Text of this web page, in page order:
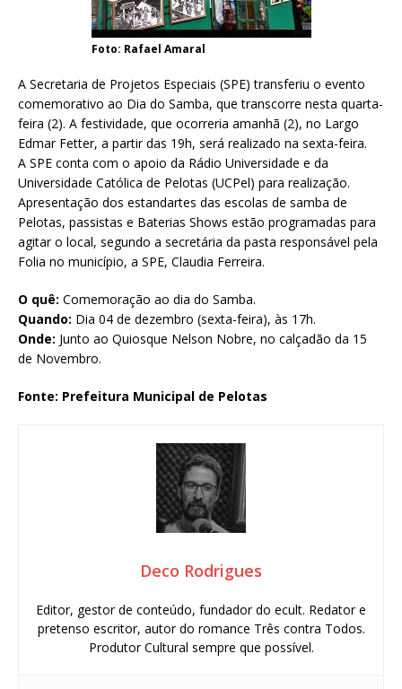
Foto: Rafael Amaral
A Secretaria de Projetos Especiais (SPE) transferiu o evento
comemorativo ao Dia do Samba, que transcorre nesta quarta-
feira (2). A festividade, que ocorreria amanhã (2), no Largo
Edmar Fetter, a partir das 19h, será realizado na sexta-feira.
A SPE conta com o apoio da Rádio Universidade e da
Universidade Católica de Pelotas (UCPel) para realização.
Apresentação dos estandartes das escolas de samba de
Pelotas, passistas e Baterias Shows estão programadas para
agitar o local, segundo a secretária da pasta responsável pela
Folia no município, a SPE, Claudia Ferreira.
O quê: Comemoração ao dia do Samba.
Quando: Dia 04 de dezembro (sexta-feira), às 17h.
Onde: Junto ao Quiosque Nelson Nobre, no calçadão da 15
de Novembro.
Fonte: Prefeitura Municipal de Pelotas
Deco Rodrigues
Editor, gestor de conteúdo, fundador do ecult. Redator e
pretenso escritor, autor do romance Três contra Todos.
Produtor Cultural sempre que possível.